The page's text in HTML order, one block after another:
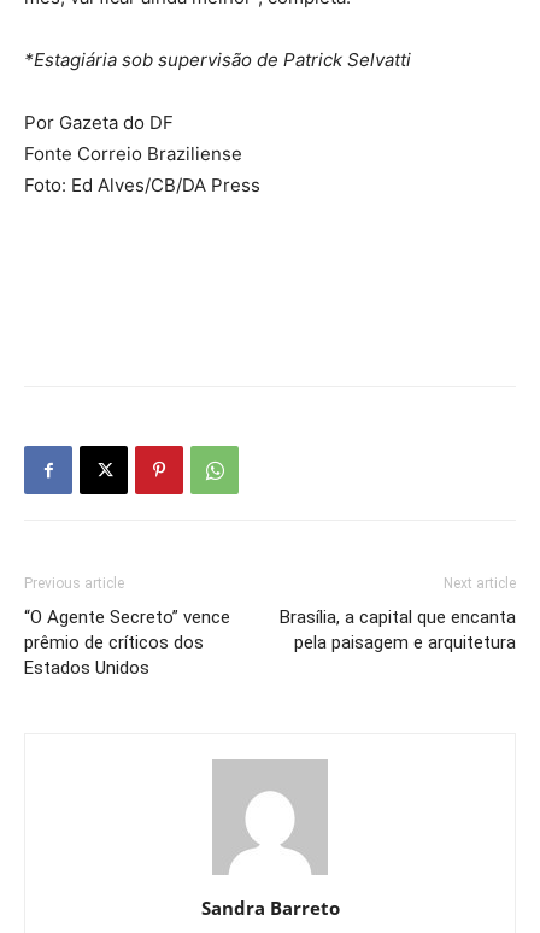
*Estagiária sob supervisão de Patrick Selvatti
Por Gazeta do DF
Fonte Correio Braziliense
Foto: Ed Alves/CB/DA Press
Previous article
“O Agente Secreto” vence
prêmio de críticos dos
Estados Unidos
Next article
Brasília, a capital que encanta
pela paisagem e arquitetura
Sandra Barreto